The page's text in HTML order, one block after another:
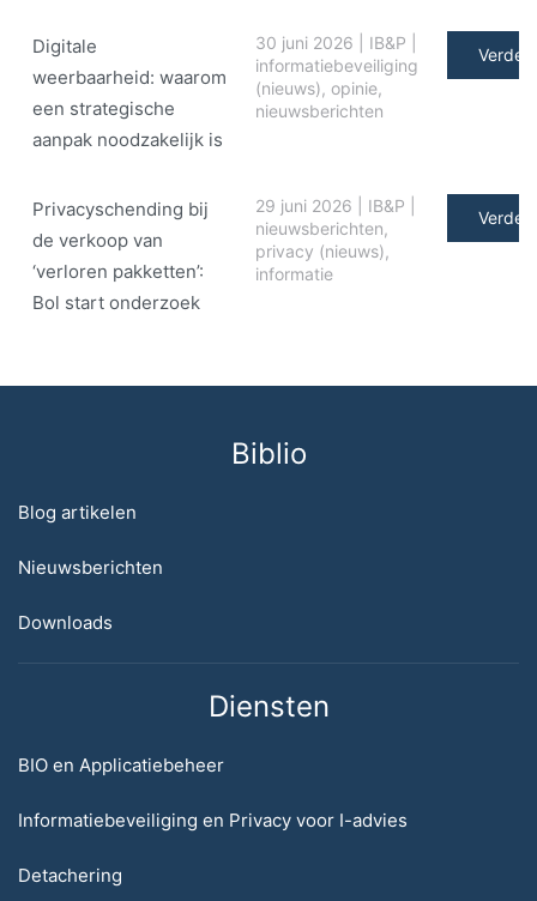
Digitale
weerbaarheid: waarom
een strategische
aanpak noodzakelijk is
30 juni 2026 IB&P
informatiebeveiliging
(nieuws), opinie,
nieuwsberichten
Verder
Privacyschending bij
de verkoop van
‘verloren pakketten’:
Bol start onderzoek
29 juni 2026 IB&P
nieuwsberichten,
privacy (nieuws),
informatie
Verder
Biblio
Blog artikelen
Nieuwsberichten
Downloads
Diensten
BIO en Applicatiebeheer
Informatiebeveiliging en Privacy voor I-advies
Detachering